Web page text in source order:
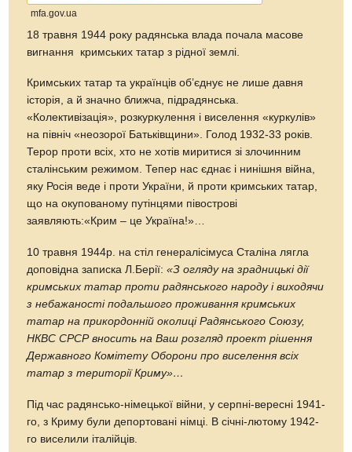
mfa.gov.ua
18 травня 1944 року радянська влада почала масове
вигнання кримських татар з рідної землі.
Кримських татар та українців об’єднує не лише давня
історія, а й значно ближча, підрадянська.
«Колективізація», розкуркулення і виселення «куркулів»
на північ «неозорої Батьківщини». Голод 1932-33 років.
Терор проти всіх, хто не хотів миритися зі злочинним
сталінським режимом. Тепер нас єднає і нинішня війна,
яку Росія веде і проти України, й проти кримських татар,
що на окупованому путінцями півострові
заявляють:«Крим – це Україна!»…
10 травня 1944р. на стіл генералісімуса Сталіна лягла
доповідна записка Л.Берії:«З огляду на зрадницькі дії
кримських татар проти радянського народу і виходячи
з небажаності подальшого проживання кримських
татар на прикордонній околиці Радянського Союзу,
НКВС СРСР вносить на Ваш розгляд проект рішення
Державного Комітету Оборони про виселення всіх
татар з території Криму»…
Під час радянсько-німецької війни, у серпні-вересні 1941-
го, з Криму були депортовані німці. В січні-лютому 1942-
го виселили італійців.